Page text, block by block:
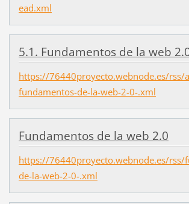
ead.xml
5.1. Fundamentos de la web
https://76440proyecto.webnode.es/rss/
fundamentos-de-la-web-2-0-.xml
Fundamentos de la web 2.0
https://76440proyecto.webnode.es/rss/
de-la-web-2-0-.xml